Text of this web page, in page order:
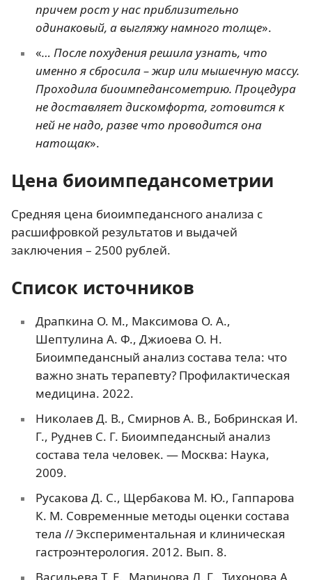
причем рост у нас приблизительно
одинаковый, а выгляжу намного толще».
«… После похудения решила узнать, что
именно я сбросила – жир или мышечную массу.
Проходила биоимпедансометрию. Процедура
не доставляет дискомфорта, готовится к
ней не надо, разве что проводится она
натощак».
Цена биоимпедансометрии
Средняя цена биоимпедансного анализа с
расшифровкой результатов и выдачей
заключения – 2500 рублей.
Список источников
Драпкина О. М., Максимова О. А.,
Шептулина А. Ф., Джиоева О. Н.
Биоимпедансный анализ состава тела: что
важно знать терапевту? Профилактическая
медицина. 2022.
Николаев Д. В., Смирнов А. В., Бобринская И.
Г., Руднев С. Г. Биоимпедансный анализ
состава тела человек. — Москва: Наука,
2009.
Русакова Д. С., Щербакова М. Ю., Гаппарова
К. М. Современные методы оценки состава
тела // Экспериментальная и клиническая
гастроэнтерология. 2012. Вып. 8.
Васильева Т. Е., Маринова Л. Г., Тихонова А.